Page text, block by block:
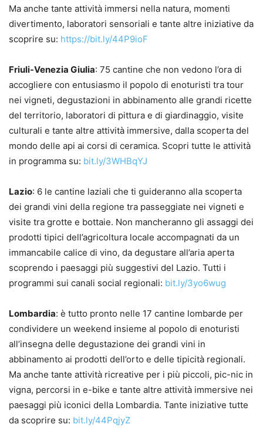
Ma anche tante attività immersi nella natura, momenti
divertimento, laboratori sensoriali e tante altre iniziative da
scoprire su: https://bit.ly/44P9ioF
Friuli-Venezia Giulia: 75 cantine che non vedono l’ora di
accogliere con entusiasmo il popolo di enoturisti tra tour
nei vigneti, degustazioni in abbinamento alle grandi ricette
del territorio, laboratori di pittura e di giardinaggio, visite
culturali e tante altre attività immersive, dalla scoperta del
mondo delle api ai corsi di ceramica. Scopri tutte le attività
in programma su: bit.ly/3WHBqYJ
Lazio: 6 le cantine laziali che ti guideranno alla scoperta
dei grandi vini della regione tra passeggiate nei vigneti e
visite tra grotte e bottaie. Non mancheranno gli assaggi dei
prodotti tipici dell’agricoltura locale accompagnati da un
immancabile calice di vino, da degustare all’aria aperta
scoprendo i paesaggi più suggestivi del Lazio. Tutti i
programmi sui canali social regionali: bit.ly/3yo6wug
Lombardia: è tutto pronto nelle 17 cantine lombarde per
condividere un weekend insieme al popolo di enoturisti
all’insegna delle degustazione dei grandi vini in
abbinamento ai prodotti dell’orto e delle tipicità regionali.
Ma anche tante attività ricreative per i più piccoli, pic-nic in
vigna, percorsi in e-bike e tante altre attività immersive nei
paesaggi più iconici della Lombardia. Tante iniziative tutte
da scoprire su: bit.ly/44PqjyZ